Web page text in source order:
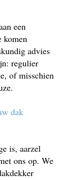
een
komen
advies
regulier
of misschien
dak
is, aarzel
ons op. We